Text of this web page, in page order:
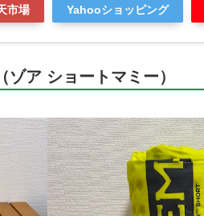
市場 Yahooショッピング
ア ショートマミー）